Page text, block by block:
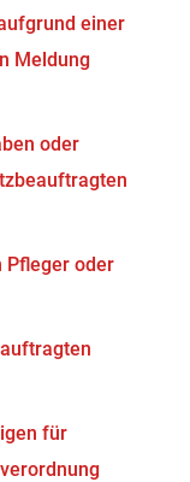
einer
Meldung
oder
Pfleger oder
für